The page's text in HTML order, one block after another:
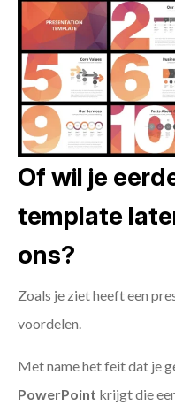
Of wil je
template
ons?
Zoals je ziet heeft een
voordelen.
Met name het feit dat je
PowerPoint krijgt die